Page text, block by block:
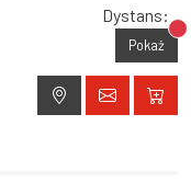
Dystans:
Pokaż